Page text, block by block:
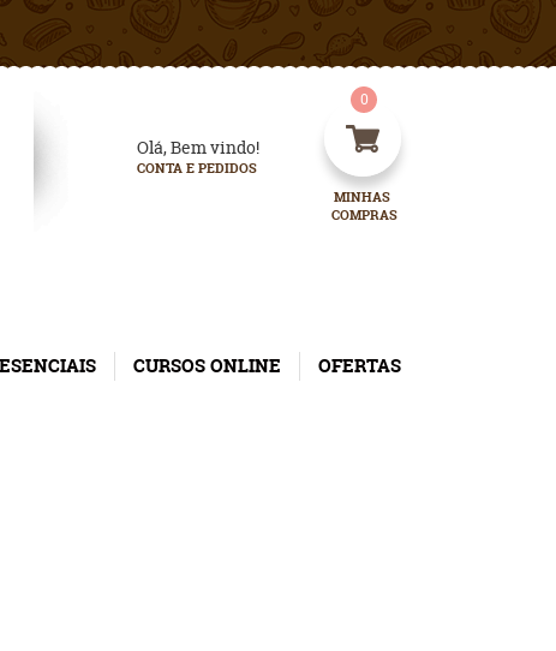
Olá, Bem vindo!
CONTA E PEDIDOS
MINHAS
COMPRAS
0
CURSOS ONLINE OFERTAS